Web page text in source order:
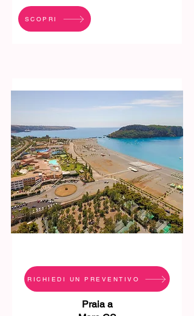
SCOPRI
RICHIEDI UN PREVENTIVO
Praia a